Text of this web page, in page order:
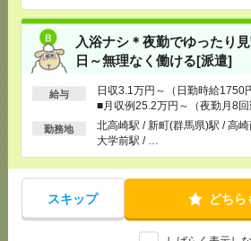
入浴ナシ＊夜勤でゆったり
日～無理なく働ける[派遣]
給与
日収3.1万円～（日勤時給1750
■月収例25.2万円～（夜勤月8回
の場合）
勤務地
北高崎駅 / 新町(群馬県)駅 / 高
大学前駅 / …
スキップ どちら
（規定あり） ■無料駐車場もご相談ください
[月収例]
20～25万円
[勤務地]
北高崎駅/新町(群馬県)駅/高崎商科
駅 /…
【シフト自由・現金手渡しOK】
充電を繋げるだけ！[派遣]
[給 与]時給1414円～ ▼日払いOK（規定あ
り） ■初勤務手当あり ※規定による
[勤務地]新宿駅から徒歩 新宿三丁目駅から
高田馬場駅から徒歩/